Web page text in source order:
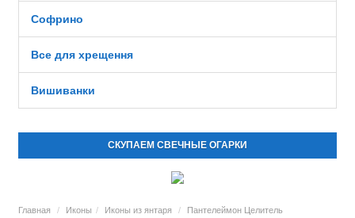
Софрино
Все для хрещення
Вишиванки
СКУПАЕМ СВЕЧНЫЕ ОГАРКИ
Главная Иконы Иконы из янтаря Пантелеймон Целитель